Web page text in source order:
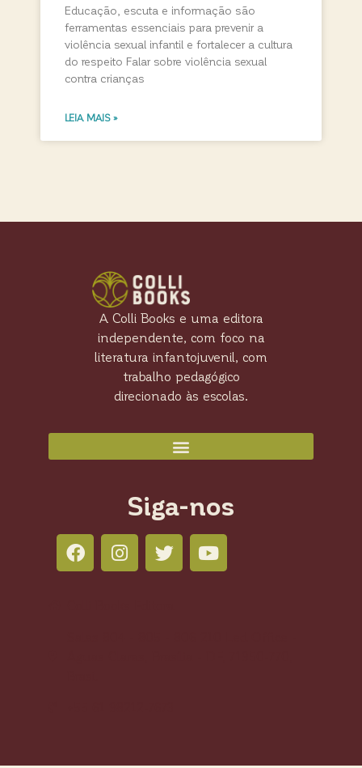
Educação, escuta e informação são
ferramentas essenciais para prevenir a
violência sexual infantil e fortalecer a cultura
do respeito Falar sobre violência sexual
contra crianças
LEIA MAIS »
A Colli Books e uma editora
independente, com foco na
literatura infantojuvenil, com
trabalho pedagógico
direcionado às escolas.
Siga-nos